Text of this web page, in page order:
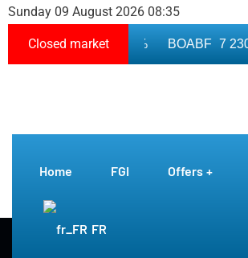
Sunday 09 August 2026 08:35
Closed market
8 710 0.11% BOABF 7 230
Home FGI Offers
FR